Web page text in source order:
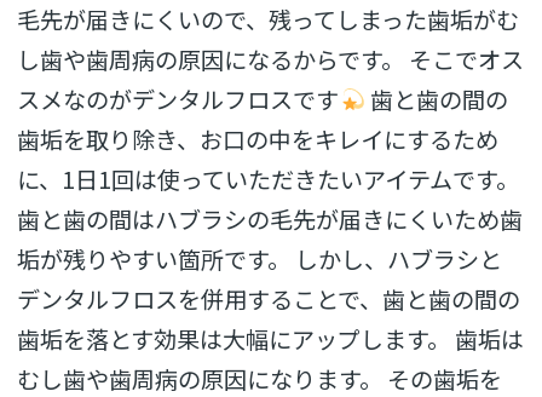
毛先が届きにくいので、残ってしまった歯垢がむ
し歯や歯周病の原因になるからです。 そこでオス
スメなのがデンタルフロスです
歯と歯の間の
歯垢を取り除き、お口の中をキレイにするため
に、1日1回は使っていただきたいアイテムです。
歯と歯の間はハブラシの毛先が届きにくいため歯
垢が残りやすい箇所です。 しかし、ハブラシと
デンタルフロスを併用することで、歯と歯の間の
歯垢を落とす効果は大幅にアップします。 歯垢は
むし歯や歯周病の原因になります。 その歯垢を